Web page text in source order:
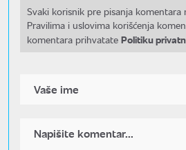
Svaki korisnik pre pisanja komentara
Pravilima i uslovima korišćenja
komentara prihvatate Politiku